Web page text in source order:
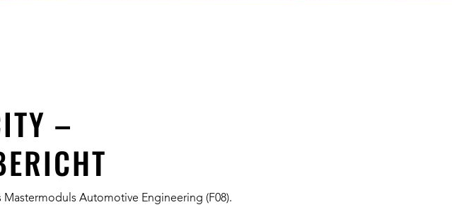
–
Automotive Engineering (F08).